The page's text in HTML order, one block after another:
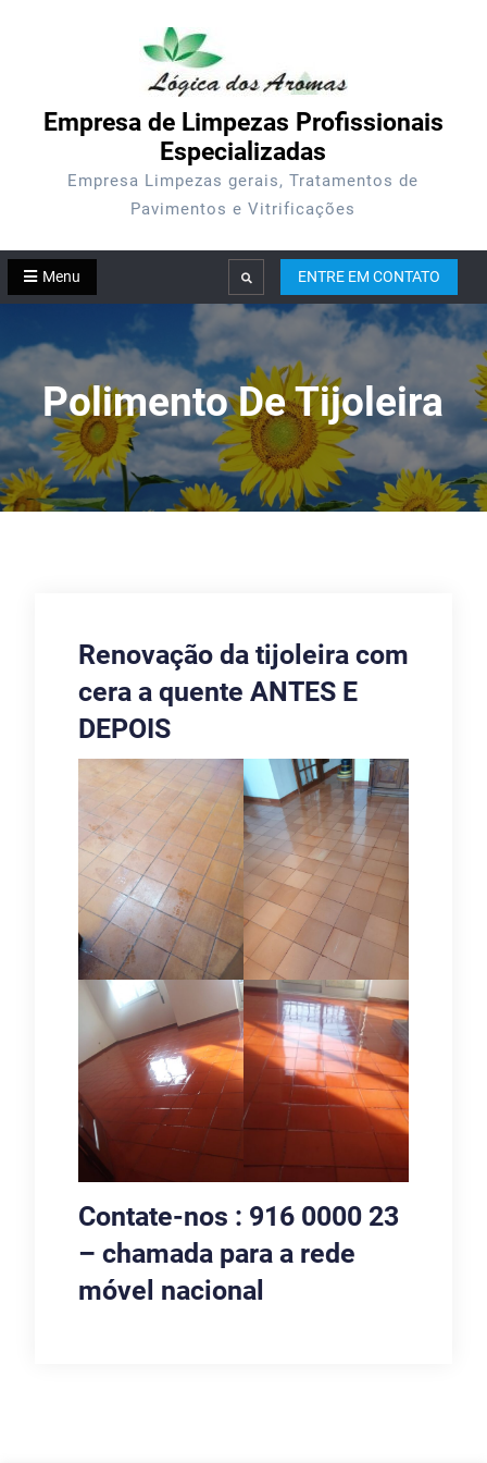
Empresa de Limpezas Profissionais
Especializadas
Empresa Limpezas gerais, Tratamentos de
Pavimentos e Vitrificações
Menu Search ENTRE EM CONTATO
Polimento De Tijoleira
Renovação da tijoleira com
cera a quente ANTES E
DEPOIS
Contate-nos : 916 0000 23
– chamada para a rede
móvel nacional